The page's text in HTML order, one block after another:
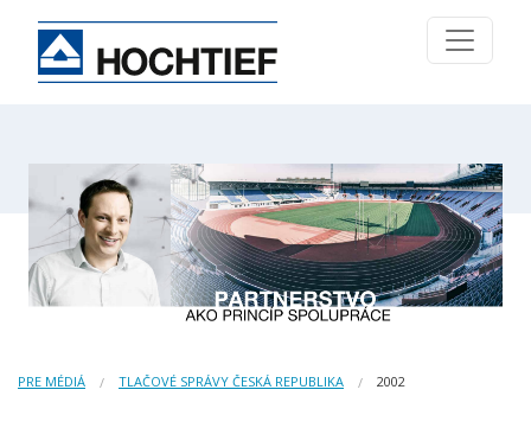
PRE MÉDIÁ TLAČOVÉ SPRÁVY ČESKÁ REPUBLIKA 2002